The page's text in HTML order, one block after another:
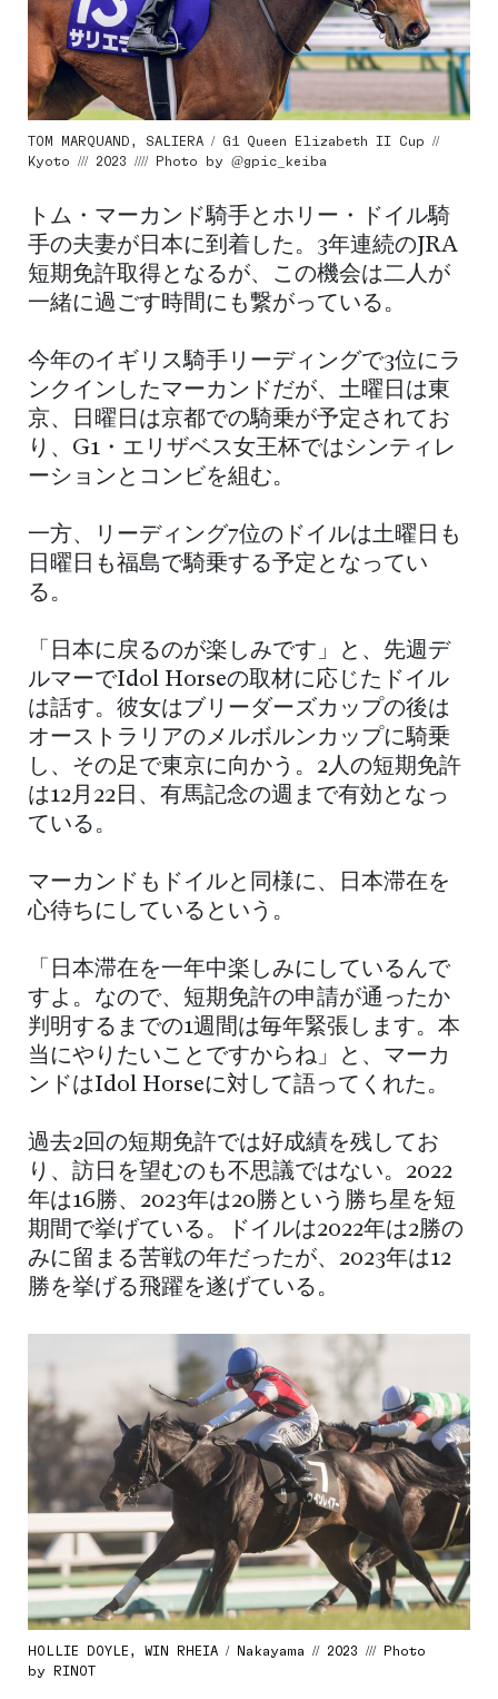
TOM MARQUAND, SALIERA / G1 Queen Elizabeth II Cup //
Kyoto /// 2023 //// Photo by @gpic_keiba
トム・マーカンド騎手とホリー・ドイル騎
手の夫妻が日本に到着した。3年連続のJRA
短期免許取得となるが、この機会は二人が
一緒に過ごす時間にも繋がっている。
今年のイギリス騎手リーディングで3位にラ
ンクインしたマーカンドだが、土曜日は東
京、日曜日は京都での騎乗が予定されてお
り、G1・エリザベス女王杯ではシンティレ
ーションとコンビを組む。
一方、リーディング7位のドイルは土曜日も
日曜日も福島で騎乗する予定となってい
る。
「日本に戻るのが楽しみです」と、先週デ
ルマーでIdol Horseの取材に応じたドイル
は話す。彼女はブリーダーズカップの後は
オーストラリアのメルボルンカップに騎乗
し、その足で東京に向かう。2人の短期免許
は12月22日、有馬記念の週まで有効となっ
ている。
マーカンドもドイルと同様に、日本滞在を
心待ちにしているという。
「日本滞在を一年中楽しみにしているんで
すよ。なので、短期免許の申請が通ったか
判明するまでの1週間は毎年緊張します。本
当にやりたいことですからね」と、マーカ
ンドはIdol Horseに対して語ってくれた。
過去2回の短期免許では好成績を残してお
り、訪日を望むのも不思議ではない。2022
年は16勝、2023年は20勝という勝ち星を短
期間で挙げている。ドイルは2022年は2勝の
みに留まる苦戦の年だったが、2023年は12
勝を挙げる飛躍を遂げている。
HOLLIE DOYLE, WIN RHEIA / Nakayama // 2023 /// Photo
by RINOT